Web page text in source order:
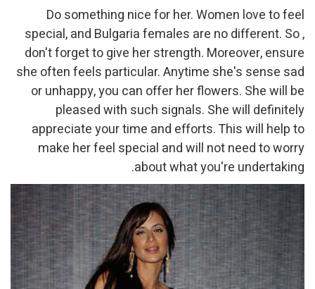
Do something nice for her. Women love to feel
special, and Bulgaria females are no different. So ,
don't forget to give her strength. Moreover, ensure
she often feels particular. Anytime she's sense sad
or unhappy, you can offer her flowers. She will be
pleased with such signals. She will definitely
appreciate your time and efforts. This will help to
make her feel special and will not need to worry
about what you're undertaking.